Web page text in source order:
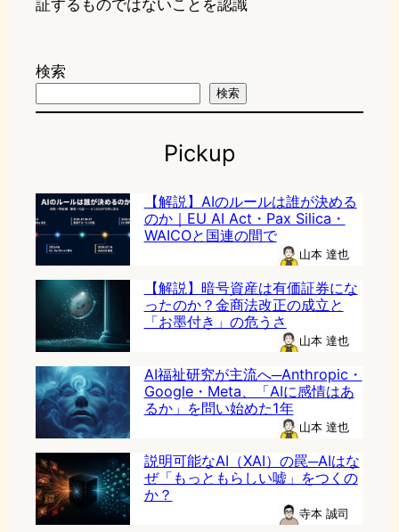
証するものではないことを認識
検索
検索
Pickup
【解説】AIのルールは誰が決める
のか｜EU AI Act・Pax Silica・
WAICOと国連の間で
山本 達也
【解説】暗号資産は有価証券にな
ったのか？金商法改正の成立と
「お墨付き」の危うさ
山本 達也
AI福祉研究が主流へ─Anthropic・
Google・Meta、「AIに感情はあ
るか」を問い始めた1年
山本 達也
説明可能なAI（XAI）の罠─AIはな
ぜ「もっともらしい嘘」をつくの
か？
寺本 誠司